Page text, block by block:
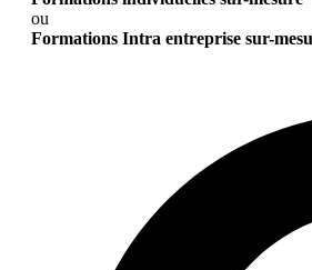
ou
Formations Intra entreprise sur-